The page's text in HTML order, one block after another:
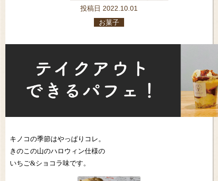
投稿日 2022.10.01
お菓子
キノコの季節はやっぱりコレ。
きのこの山のハロウィン仕様の
いちご&ショコラ味です。